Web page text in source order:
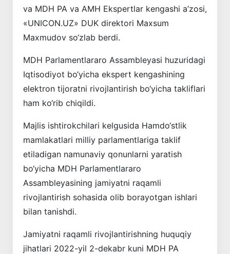
va MDH PA va AMH Ekspertlar kengashi a’zosi,
«UNICON.UZ» DUK direktori Maxsum
Maxmudov so‘zlab berdi.
MDH Parlamentlararo Assambleyasi huzuridagi
Iqtisodiyot bo‘yicha ekspert kengashining
elektron tijoratni rivojlantirish bo‘yicha takliflari
ham ko‘rib chiqildi.
Majlis ishtirokchilari kelgusida Hamdo‘stlik
mamlakatlari milliy parlamentlariga taklif
etiladigan namunaviy qonunlarni yaratish
bo‘yicha MDH Parlamentlararo
Assambleyasining jamiyatni raqamli
rivojlantirish sohasida olib borayotgan ishlari
bilan tanishdi.
Jamiyatni raqamli rivojlantirishning huquqiy
jihatlari 2022-yil 2-dekabr kuni MDH PA